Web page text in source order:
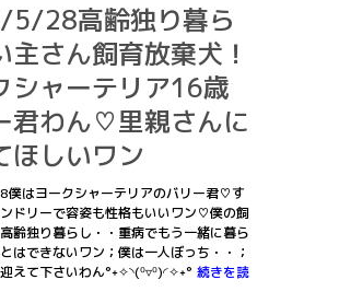
28高齢独り暮ら
主さん飼育放棄犬！
シャーテリア16歳
君わん♡里親さんに
ほしいワン
はヨークシャーテリアのバリー君♡す
ドリーで容姿も性格もいいワン♡僕の飼
齢独り暮らし・・重病でもう一緒に暮ら
はできないワン；僕は一人ぼっち・・；
えて下さいわん°˖✧◝(⁰▿⁰)◜✧˖° 続きを読